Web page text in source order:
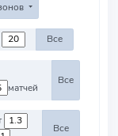
Все
матчей
Все
Все